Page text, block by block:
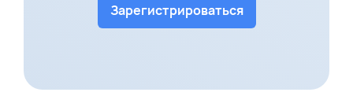
Зарегистрироваться